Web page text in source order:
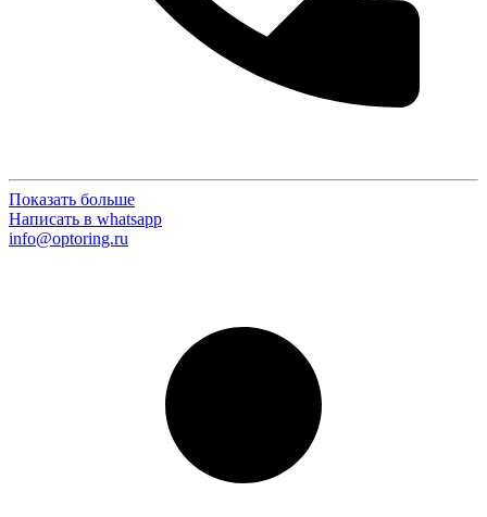
Показать больше
Написать в whatsapp
info@optoring.ru